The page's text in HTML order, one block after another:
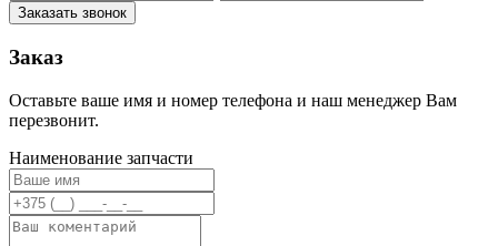
Заказать звонок
Заказ
Оставьте ваше имя и номер телефона и наш менеджер Вам
перезвонит.
Наименование запчасти